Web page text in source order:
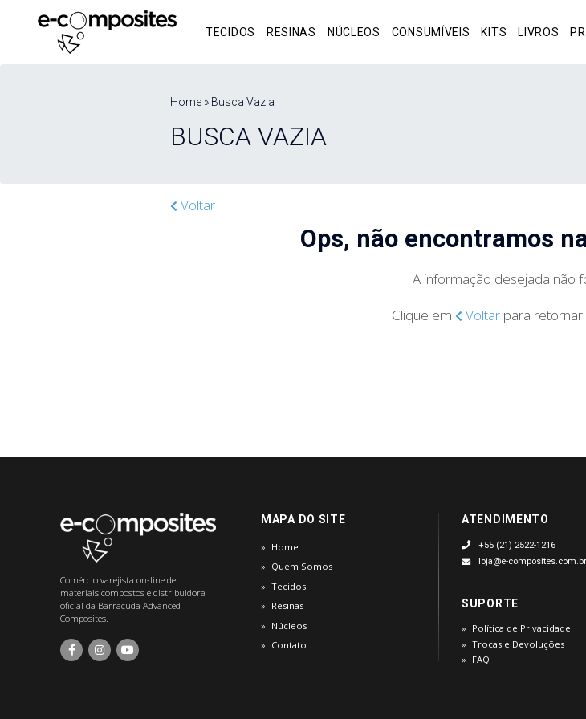
TECIDOS RESINAS NÚCLEOS CONSUMÍVEIS KITS LIVROS
Home » Busca Vazia
BUSCA VAZIA
Voltar
Ops, não encontramos
A informação desejada não
Clique em
Voltar para retornar
Comércio varejista on-line de
materiais compostos e distribuidora
oficial da Barracuda Advanced
Composites.
MAPA DO SITE
Home
Quem Somos
Tecidos
Resinas
Núcleos
Contato
ATENDIMENTO
+55 (21) 2522-1216
loja@e-composites.com.br
SUPORTE
Política de Privacidade
Trocas e Devoluções
FAQ